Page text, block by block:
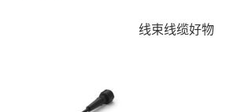
线束线缆好物